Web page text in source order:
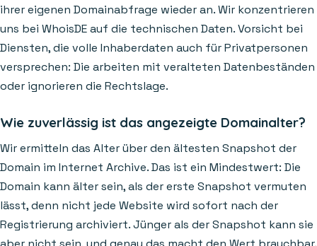
ihrer eigenen Domainabfrage wieder an. Wir konzentrieren
uns bei WhoisDE auf die technischen Daten. Vorsicht bei
Diensten, die volle Inhaberdaten auch für Privatpersonen
versprechen: Die arbeiten mit veralteten Datenbeständen
oder ignorieren die Rechtslage.
Wie zuverlässig ist das angezeigte Domainalter?
Wir ermitteln das Alter über den ältesten Snapshot der
Domain im Internet Archive. Das ist ein Mindestwert: Die
Domain kann älter sein, als der erste Snapshot vermuten
lässt, denn nicht jede Website wird sofort nach der
Registrierung archiviert. Jünger als der Snapshot kann sie